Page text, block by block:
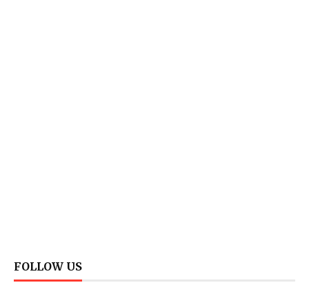
FOLLOW US